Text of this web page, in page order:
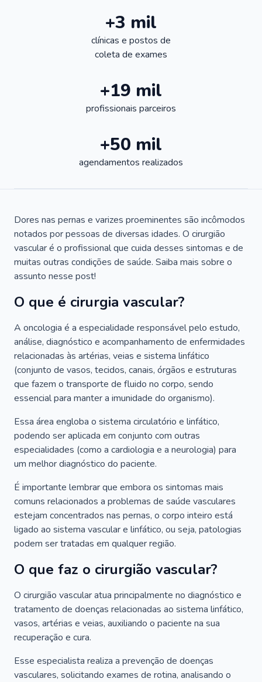
+3 mil
clínicas e postos de
coleta de exames
+19 mil
profissionais parceiros
+50 mil
agendamentos realizados
Dores nas pernas e varizes proeminentes são incômodos
notados por pessoas de diversas idades. O cirurgião
vascular é o profissional que cuida desses sintomas e de
muitas outras condições de saúde. Saiba mais sobre o
assunto nesse post!
O que é cirurgia vascular?
A oncologia é a especialidade responsável pelo estudo,
análise, diagnóstico e acompanhamento de enfermidades
relacionadas às artérias, veias e sistema linfático
(conjunto de vasos, tecidos, canais, órgãos e estruturas
que fazem o transporte de fluido no corpo, sendo
essencial para manter a imunidade do organismo).
Essa área engloba o sistema circulatório e linfático,
podendo ser aplicada em conjunto com outras
especialidades (como a cardiologia e a neurologia) para
um melhor diagnóstico do paciente.
É importante lembrar que embora os sintomas mais
comuns relacionados a problemas de saúde vasculares
estejam concentrados nas pernas, o corpo inteiro está
ligado ao sistema vascular e linfático, ou seja, patologias
podem ser tratadas em qualquer região.
O que faz o cirurgião vascular?
O cirurgião vascular atua principalmente no diagnóstico e
tratamento de doenças relacionadas ao sistema linfático,
vasos, artérias e veias, auxiliando o paciente na sua
recuperação e cura.
Esse especialista realiza a prevenção de doenças
vasculares, solicitando exames de rotina, analisando o